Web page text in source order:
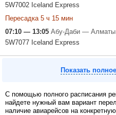
5W7002 Iceland Express
Пересадка 5 ч 15 мин
07:10 — 13:05 Абу-Даби — Алматы
5W7077 Iceland Express
Показать
С помощью полного расписания
найдете нужный вам вариант
наличие авиарейсов на конкретную